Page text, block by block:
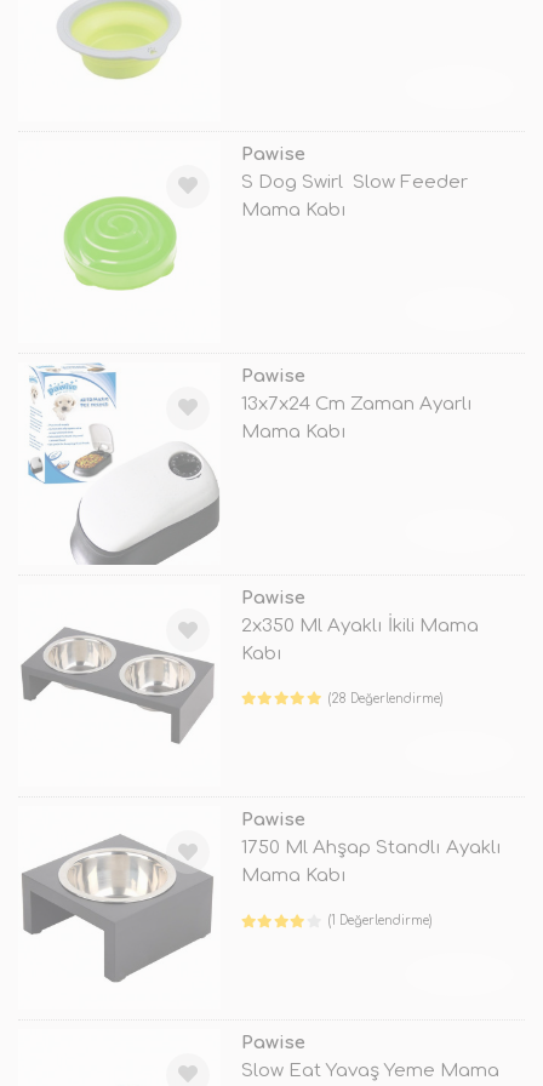
Pawise
S Dog Swirl Slow Feeder
Mama Kabı
Pawise
13x7x24 Cm Zaman Ayarlı
Mama Kabı
Pawise
2x350 Ml Ayaklı İkili Mama
Kabı
(28 Değerlendirme)
Pawise
1750 Ml Ahşap Standlı Ayaklı
Mama Kabı
(1 Değerlendirme)
Pawise
Slow Eat Yavaş Yeme Mama